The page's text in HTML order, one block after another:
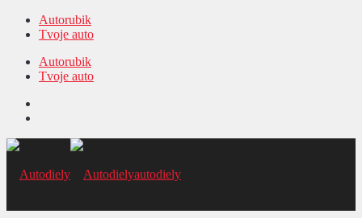
Autorubik
Tvoje auto
Autorubik
Tvoje auto
autodiely